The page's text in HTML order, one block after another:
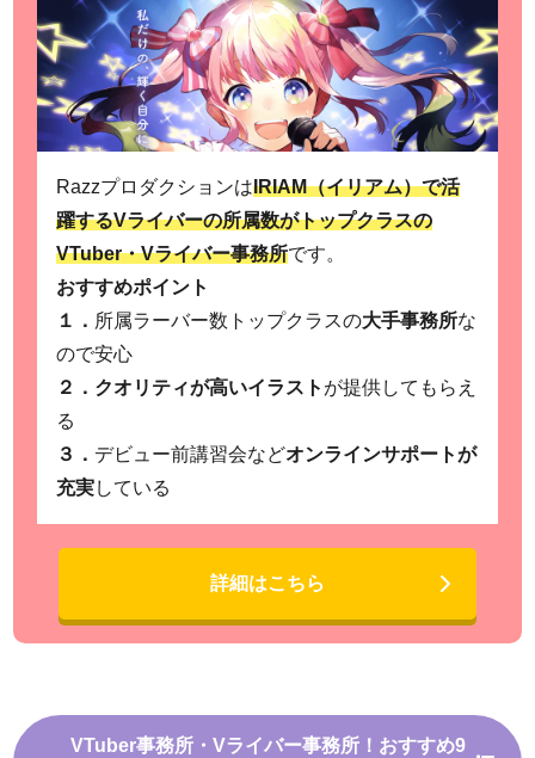
RazzプロダクションはIRIAM（イリアム）で活
躍するVライバーの所属数がトップクラスの
VTuber・Vライバー事務所です。
おすすめポイント
１． 所属ラーバー数トップクラスの大手事務所な
ので安心
２． クオリティが高いイラスト が提供してもらえ
る
３． デビュー前講習会などオンラインサポートが
充実している
詳細はこちら
VTuber事務所・Vライバー事務所！おすすめ9